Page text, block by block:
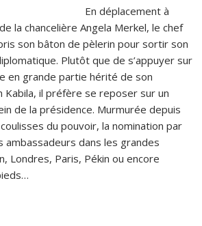
En déplacement à
la chancelière Angela Merkel, le chef
son bâton de pèlerin pour sortir son
Plutôt que de s’appuyer sur
en grande partie hérité de son
Kabila, il préfère se reposer sur un
de la présidence. Murmurée depuis
du pouvoir, la nomination par
ambassadeurs dans les grandes
Londres, Paris, Pékin ou encore